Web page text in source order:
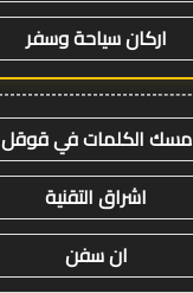
اركان سياحة وسفر
مسك الكلمات في قوقل
اشراق التقنية
ان سفن